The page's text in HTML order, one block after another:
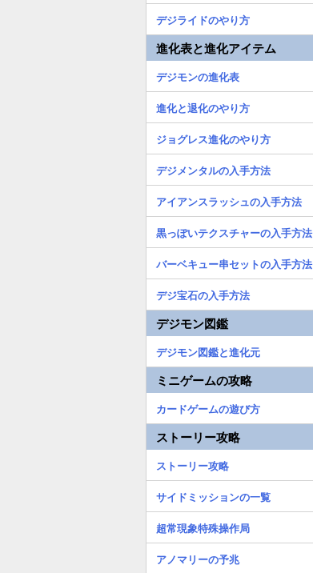
デジライドのやり方
進化表と進化アイテム
デジモンの進化表
進化と退化のやり方
ジョグレス進化のやり方
デジメンタルの入手方法
アイアンスラッシュの入手方法
黒っぽいテクスチャーの入手方法
バーベキュー串セットの入手方法
デジ宝石の入手方法
デジモン図鑑
デジモン図鑑と進化元
ミニゲームの攻略
カードゲームの遊び方
ストーリー攻略
ストーリー攻略
サイドミッションの一覧
超常現象特殊操作局
アノマリーの予兆